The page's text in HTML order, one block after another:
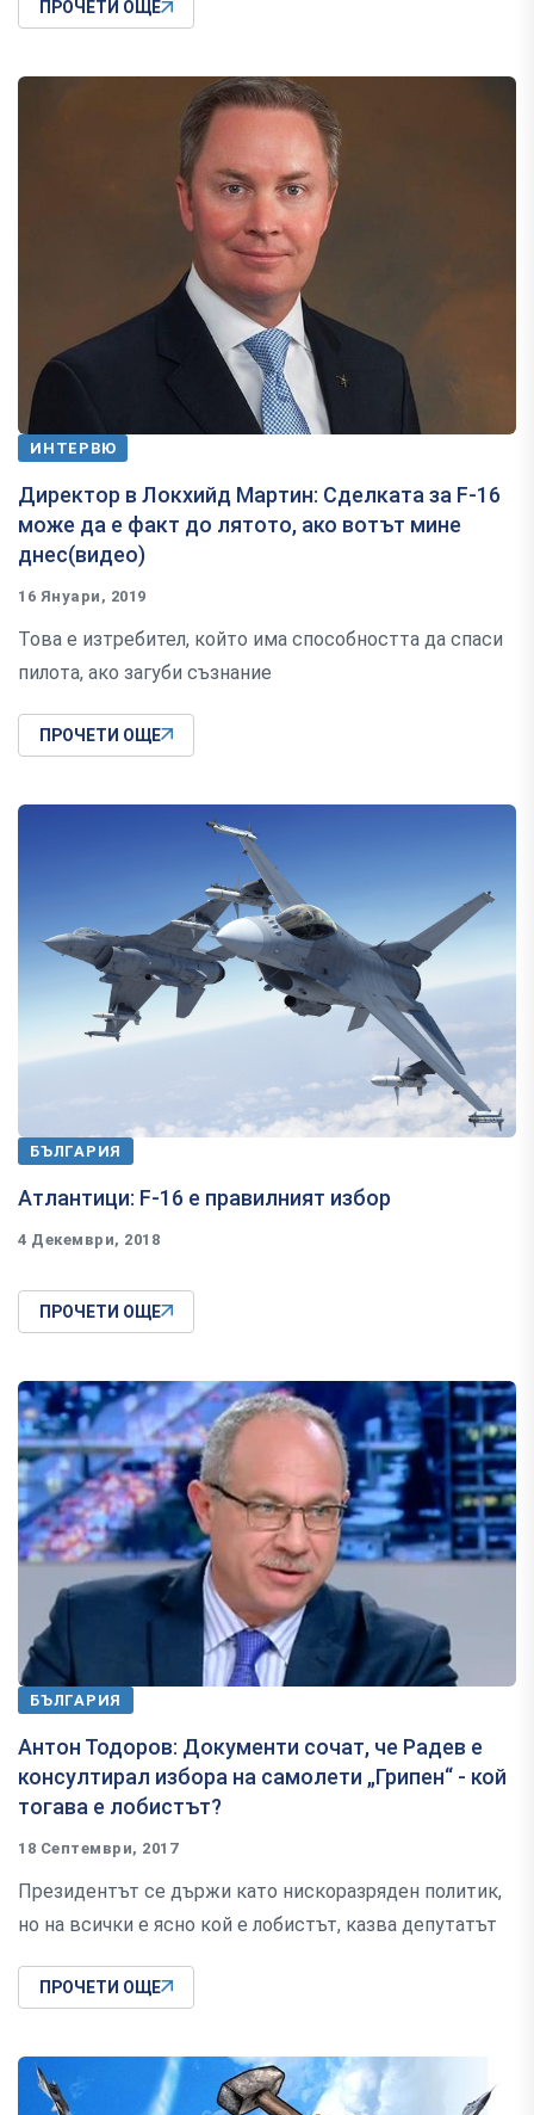
ПРОЧЕТИ ОЩЕ
ИНТЕРВЮ
Директор в Локхийд Мартин: Сделката за F-16
може да е факт до лятото, ако вотът мине
днес(видео)
16 Януари, 2019
Това е изтребител, който има способността да спаси
пилота, ако загуби съзнание
ПРОЧЕТИ ОЩЕ
БЪЛГАРИЯ
Атлантици: F-16 е правилният избор
4 Декември, 2018
ПРОЧЕТИ ОЩЕ
БЪЛГАРИЯ
Антон Тодоров: Документи сочат, че Радев е
консултирал избора на самолети „Грипен“ - кой
тогава е лобистът?
18 Септември, 2017
Президентът се държи като нискоразряден политик,
но на всички е ясно кой е лобистът, казва депутатът
ПРОЧЕТИ ОЩЕ